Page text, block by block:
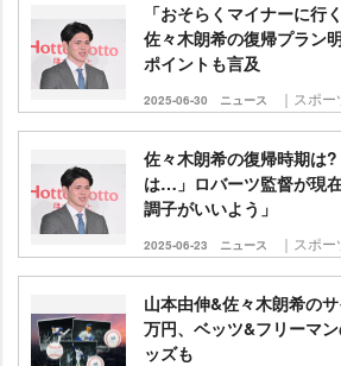
「おそらくマイナーに行
佐々木朗希の復帰プラン
ポイントも言及
2025-06-30 ニュース ｜スポー
佐々木朗希の復帰時期は
は…」ロバーツ監督が現
調子がいいよう」
2025-06-23 ニュース ｜スポー
山本由伸&佐々木朗希の
万円、ベッツ&フリーマ
ッズも